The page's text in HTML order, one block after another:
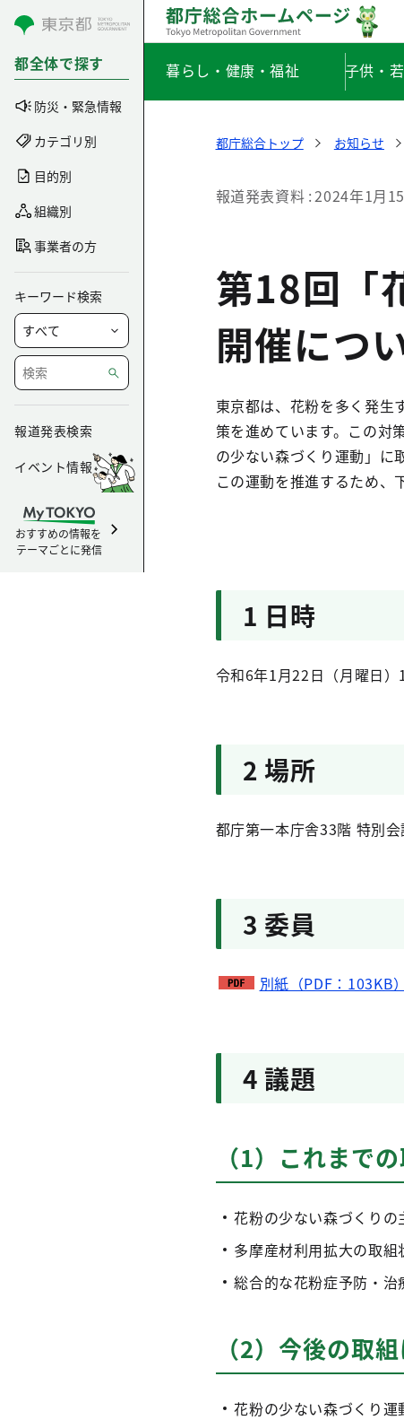
コンテンツにスキップ
都全体で探す
防災・緊急情報
カテゴリ別
目的別
組織別
事業者の方
キーワード検索
報道発表検索
イベント情報
おすすめの情報を
テーマごとに発信
暮らし・健康・福祉 子供・
都庁総合トップ お知らせ
報道発表資料 2024年1月
第18回「
開催につ
東京都は、花粉を多く発生
策を進めています。この対
の少ない森づくり運動」に
この運動を推進するため、
1 日時
令和6年1月22日（月曜日
2 場所
都庁第一本庁舎33階 特別
3 委員
別紙（PDF：103KB）
4 議題
（1）これまで
花粉の少ない森づくりの
多摩産材利用拡大の取組
総合的な花粉症予防・治
（2）今後の取
花粉の少ない森づくり